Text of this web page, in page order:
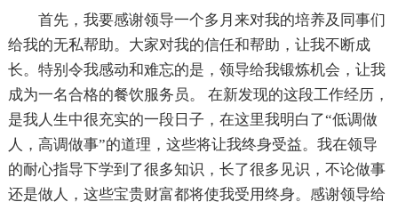
首先，我要感谢领导一个多月来对我的培养及同事们
给我的无私帮助。大家对我的信任和帮助，让我不断成
长。特别令我感动和难忘的是，领导给我锻炼机会，让我
成为一名合格的餐饮服务员。 在新发现的这段工作经历，
是我人生中很充实的一段日子，在这里我明白了“低调做
人，高调做事”的道理，这些将让我终身受益。我在领导
的耐心指导下学到了很多知识，长了很多见识，不论做事
还是做人，这些宝贵财富都将使我受用终身。感谢领导给